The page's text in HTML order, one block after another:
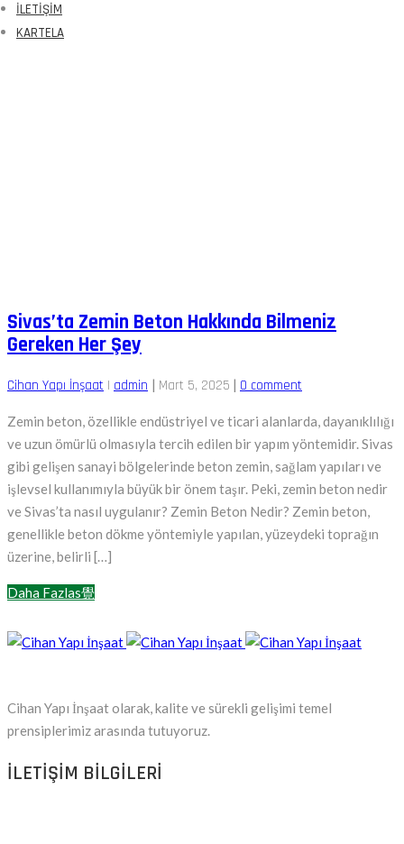
İLETIŞIM
KARTELA
Sivas’ta Zemin Beton Hakkında Bilmeniz
Gereken Her Şey
Cihan Yapı İnşaat | admin | Mart 5, 2025 | 0 comment
Zemin beton, özellikle endüstriyel ve ticari alanlarda, dayanıklılığı
ve uzun ömürlü olmasıyla tercih edilen bir yapım yöntemidir. Sivas
gibi gelişen sanayi bölgelerinde beton zemin, sağlam yapıları ve
işlevsel kullanımıyla büyük bir önem taşır. Peki, zemin beton nedir
ve Sivas’ta nasıl uygulanır? Zemin Beton Nedir? Zemin beton,
genellikle beton dökme yöntemiyle yapılan, yüzeydeki toprağın
üzerine, belirli […]
Daha Fazlas覺
Cihan Yapı İnşaat olarak, kalite ve sürekli gelişimi temel
prensiplerimiz arasında tutuyoruz.
ILETIŞIM BILGILERI